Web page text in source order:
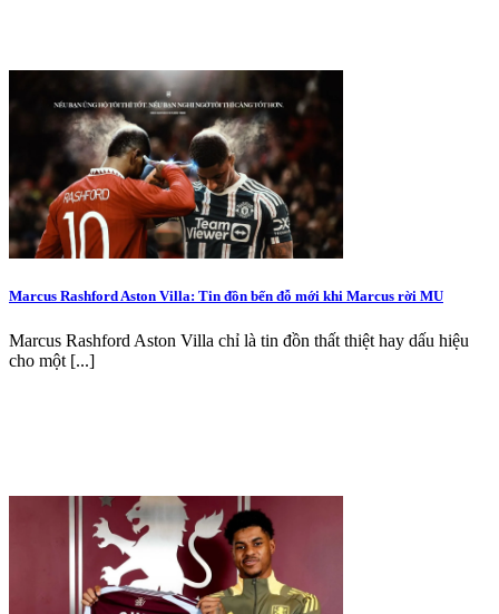
Marcus Rashford Aston Villa: Tin đồn bến đỗ mới khi Marcus rời MU
Marcus Rashford Aston Villa chỉ là tin đồn thất thiệt hay dấu hiệu
cho một [...]